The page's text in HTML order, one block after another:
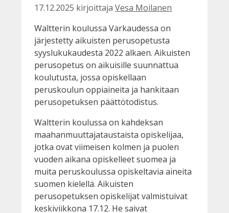
17.12.2025 kirjoittaja Vesa Moilanen
Waltterin koulussa Varkaudessa on
järjestetty aikuisten perusopetusta
syyslukukaudesta 2022 alkaen. Aikuisten
perusopetus on aikuisille suunnattua
koulutusta, jossa opiskellaan
peruskoulun oppiaineita ja hankitaan
perusopetuksen päättötodistus.
Waltterin koulussa on kahdeksan
maahanmuuttajataustaista opiskelijaa,
jotka ovat viimeisen kolmen ja puolen
vuoden aikana opiskelleet suomea ja
muita peruskoulussa opiskeltavia aineita
suomen kielellä. Aikuisten
perusopetuksen opiskelijat valmistuivat
keskiviikkona 17.12. He saivat